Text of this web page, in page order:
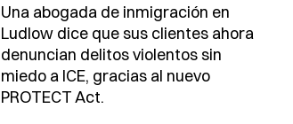
Una abogada de inmigración en
Ludlow dice que sus clientes ahora
denuncian delitos violentos sin
miedo a ICE, gracias al nuevo
PROTECT Act.